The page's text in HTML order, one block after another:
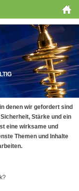
denen wir gefordert sind
Stärke und ein
eine wirksame und
Themen und Inhalte